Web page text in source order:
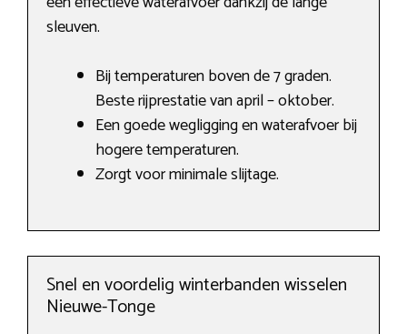
sleuven.
Bij temperaturen boven de 7 graden.
Beste rijprestatie van april – oktober.
Een goede wegligging en waterafvoer bij
hogere temperaturen.
Zorgt voor minimale slijtage.
Snel en voordelig winterbanden wisselen
Nieuwe-Tonge